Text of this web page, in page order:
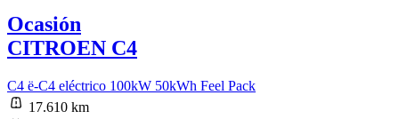
Ocasión
CITROEN C4
C4 ë-C4 eléctrico 100kW 50kWh Feel Pack
17.610 km